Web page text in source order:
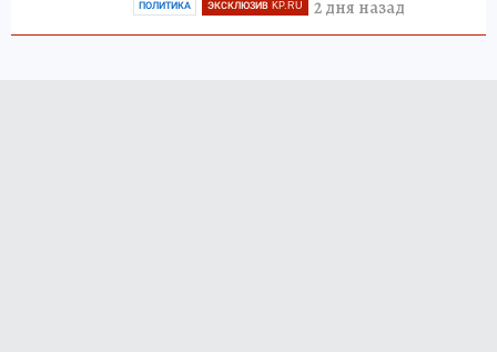
2 дня назад
ПОЛИТИКА ЭКСКЛЮЗИВ KP.RU